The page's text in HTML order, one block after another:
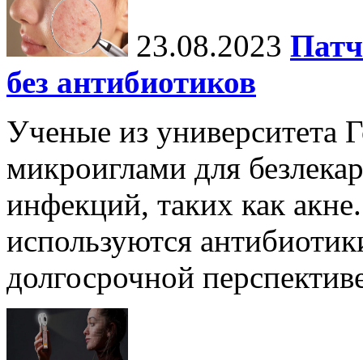
23.08.2023
без антибиотиков
Ученые из университета
микроиглами для
инфекций, таких как
используются
долгосрочной